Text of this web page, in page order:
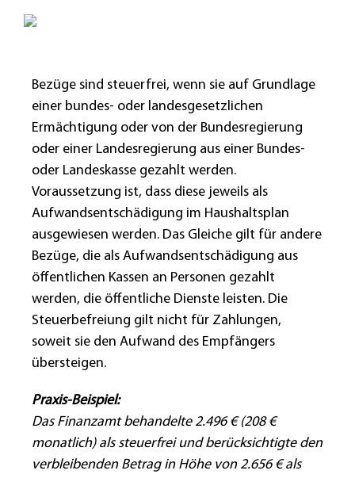
Bezüge sind steuerfrei, wenn sie auf Grundlage
einer bundes- oder landesgesetzlichen
Ermächtigung oder von der Bundesregierung
oder einer Landesregierung aus einer Bundes-
oder Landeskasse gezahlt werden.
Voraussetzung ist, dass diese jeweils als
Aufwandsentschädigung im Haushaltsplan
ausgewiesen werden. Das Gleiche gilt für andere
Bezüge, die als Aufwandsentschädigung aus
öffentlichen Kassen an Personen gezahlt
werden, die öffentliche Dienste leisten. Die
Steuerbefreiung gilt nicht für Zahlungen,
soweit sie den Aufwand des Empfängers
übersteigen.
Praxis-Beispiel:
Das Finanzamt behandelte 2.496 € (208 €
monatlich) als steuerfrei und berücksichtigte den
verbleibenden Betrag in Höhe von 2.656 € als